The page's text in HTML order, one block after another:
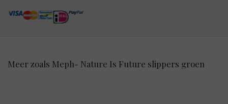
Meer zoals Meph- Nature Is Future slippers groen